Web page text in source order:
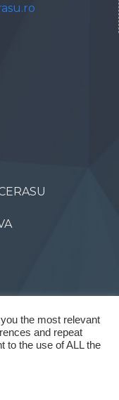
the most relevant
and repeat
to the use of ALL the